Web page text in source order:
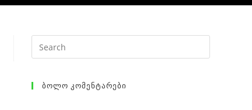
Ბოლო Კომენტარები